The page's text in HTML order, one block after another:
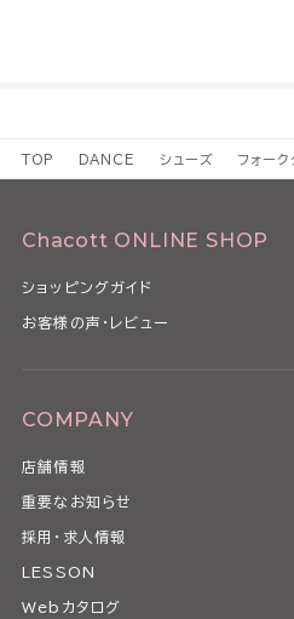
TOP DANCE シューズ フォーク
Chacott ONLINE SHOP
ショッピングガイド
お客様の声・レビュー
COMPANY
店舗情報
重要なお知らせ
採用・求人情報
LESSON
Webカタログ